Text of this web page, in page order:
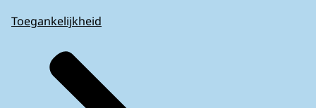
Toegankelijkheid